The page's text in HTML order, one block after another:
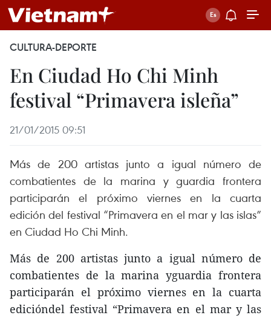
CULTURA-DEPORTE
En Ciudad Ho Chi Minh
festival “Primavera isleña”
21/01/2015 09:51
Más de 200 artistas junto a igual número de
combatientes de la marina y guardia frontera
participarán el próximo viernes en la cuarta
edición del festival “Primavera en el mar y las islas”
en Ciudad Ho Chi Minh.
Más de 200 artistas junto a igual número de
combatientes de la marina yguardia frontera
participarán el próximo viernes en la cuarta
edicióndel festival “Primavera en el mar y las